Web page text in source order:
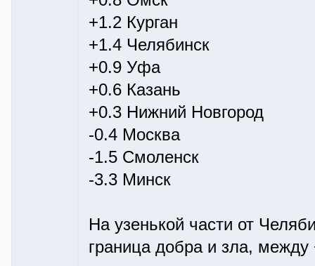
+1.2 Курган
+1.4 Челябинск
+0.9 Уфа
+0.6 Казань
+0.3 Нижний Новгород
-0.4 Москва
-1.5 Смоленск
-3.3 Минск
На узенькой части от
граница добра и зла,